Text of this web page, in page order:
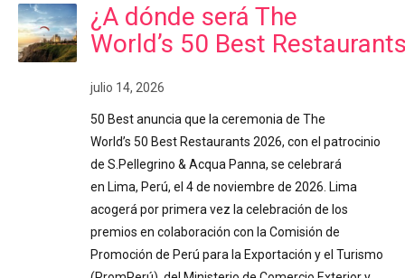
¿A dónde será The
World’s 50 Best
julio 14, 2026
50 Best anuncia que la ceremonia de The
World’s 50 Best Restaurants 2026, con el patrocinio
de S.Pellegrino & Acqua Panna, se celebrará
en Lima, Perú, el 4 de noviembre de 2026. Lima
acogerá por primera vez la celebración de los
premios en colaboración con la Comisión de
Promoción de Perú para la Exportación y el Turismo